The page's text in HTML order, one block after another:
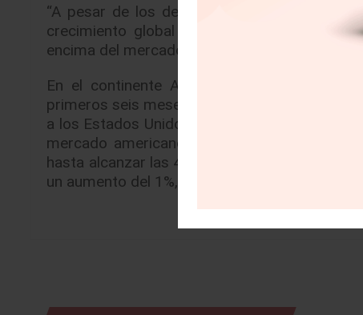
“A pesar de los desafíos en los mercados
crecimiento global y equilibrado.
encima del mercado en los Estados Unidos”,
En el continente Americano las ventas de
primeros seis meses del año, alcanzando las
a los Estados Unidos, lo que supone un
mercado americano elige un SUV. Las
hasta alcanzar las 45,195 unidades. Audi
un aumento del 1%, lo que supone 66 meses